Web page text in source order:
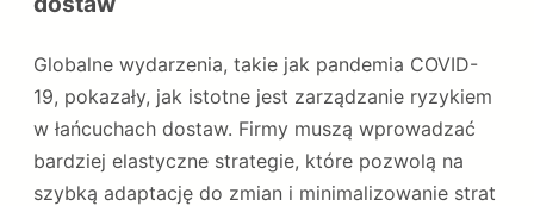
Globalne wydarzenia, takie jak pandemia COVID-
19, pokazały, jak istotne jest zarządzanie ryzykiem
w łańcuchach dostaw. Firmy muszą wprowadzać
bardziej elastyczne strategie, które pozwolą na
szybką adaptację do zmian i minimalizowanie strat